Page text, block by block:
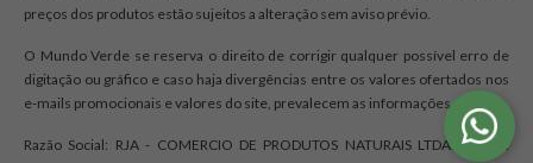
preços dos produtos estão sujeitos a alteração sem aviso prévio.
O Mundo Verde se reserva o direito de corrigir qualquer possível erro de
digitação ou gráfico e caso haja divergências entre os valores ofertados nos
e-mails promocionais e valores do site, prevalecem as informações do site.
Razão Social: RJA - COMERCIO DE PRODUTOS NATURAIS LTDA. | CNPJ: